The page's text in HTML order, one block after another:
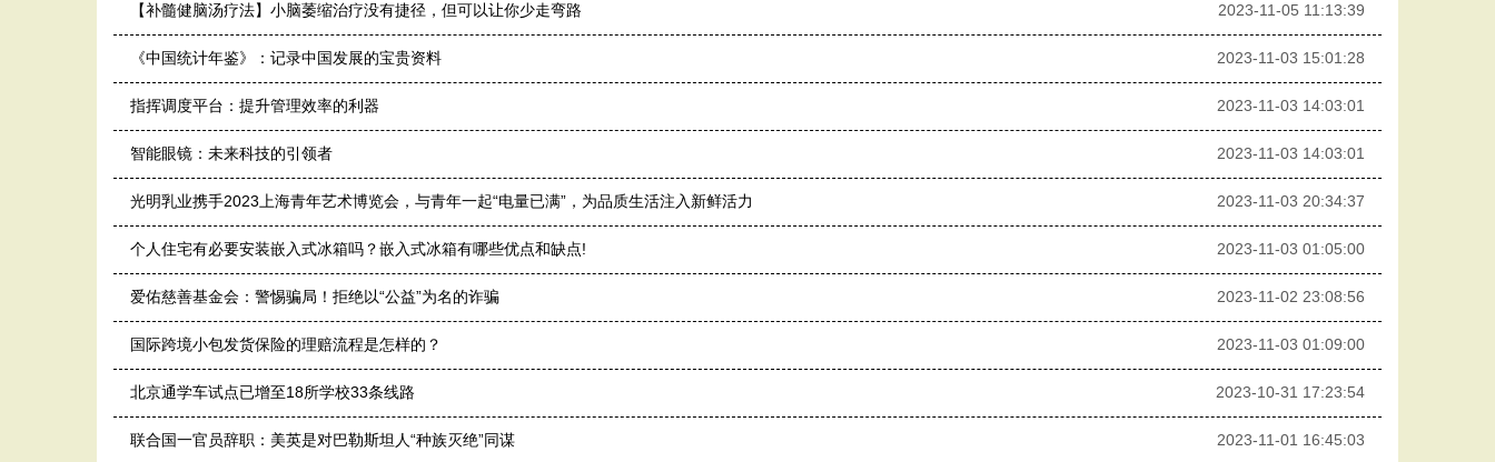
【补髓健脑汤疗法】小脑萎缩治疗没有捷径，但可以让你少走弯路 2023-11-05 11:13:39
《中国统计年鉴》：记录中国发展的宝贵资料 2023-11-03 15:01:28
指挥调度平台：提升管理效率的利器 2023-11-03 14:03:01
智能眼镜：未来科技的引领者 2023-11-03 14:03:01
光明乳业携手2023上海青年艺术博览会，与青年一起“电量已满”，为品质生活注入新鲜活力 2023-11-03 20:34:37
个人住宅有必要安装嵌入式冰箱吗？嵌入式冰箱有哪些优点和缺点! 2023-11-03 01:05:00
爱佑慈善基金会：警惕骗局！拒绝以“公益”为名的诈骗 2023-11-02 23:08:56
国际跨境小包发货保险的理赔流程是怎样的？ 2023-11-03 01:09:00
北京通学车试点已增至18所学校33条线路 2023-10-31 17:23:54
联合国一官员辞职：美英是对巴勒斯坦人“种族灭绝”同谋 2023-11-01 16:45:03